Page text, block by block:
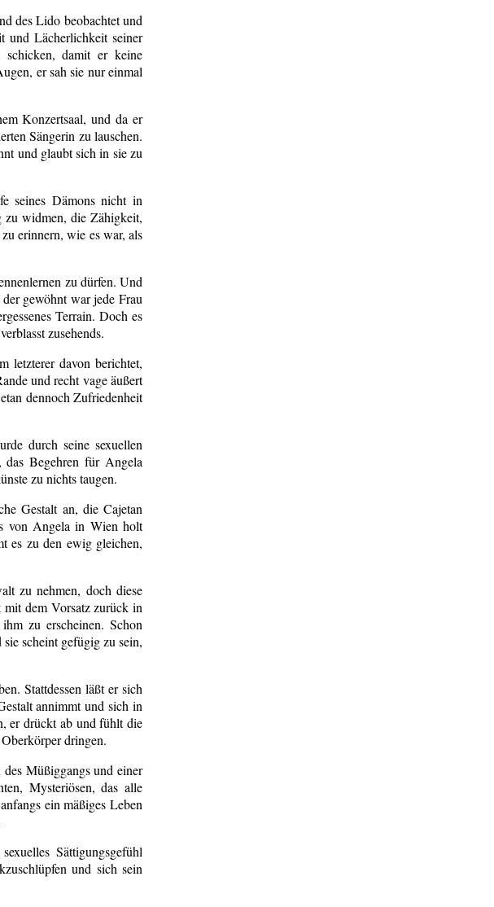
des Lido beobachtet und
und Lächerlichkeit seiner
damit er keine
er sah sie nur einmal
Konzertsaal, und da er
Sängerin zu lauschen.
und glaubt sich in sie zu
seines Dämons nicht in
zu widmen, die Zähigkeit,
erinnern, wie es war, als
zu dürfen. Und
gewöhnt war jede Frau
Terrain. Doch es
zusehends.
letzterer davon berichtet,
und recht vage äußert
dennoch Zufriedenheit
durch seine sexuellen
das Begehren für Angela
zu nichts taugen.
Gestalt an, die Cajetan
von Angela in Wien holt
es zu den ewig gleichen,
zu nehmen, doch diese
mit dem Vorsatz zurück in
zu erscheinen. Schon
scheint gefügig zu sein,
Stattdessen läßt er sich
annimmt und sich in
er drückt ab und fühlt die
dringen.
Müßiggangs und einer
Mysteriösen, das alle
ein mäßiges Leben
Sättigungsgefühl
und sich sein